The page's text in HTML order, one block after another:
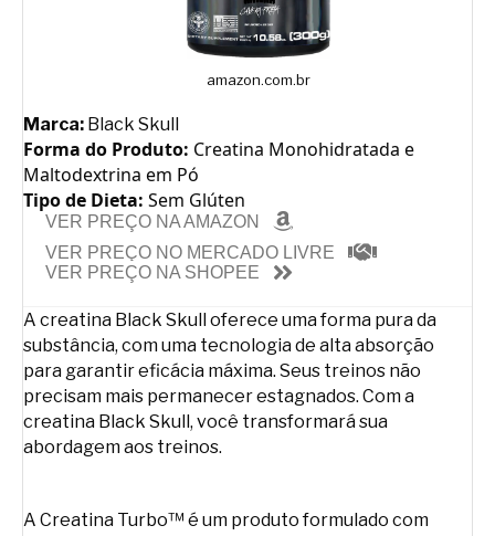
amazon.com.br
Marca: Black Skull
Forma do Produto: Creatina Monohidratada e
Maltodextrina em Pó
Tipo de Dieta: Sem Glúten
VER PREÇO NA AMAZON
VER PREÇO NO MERCADO LIVRE
VER PREÇO NA SHOPEE
A creatina Black Skull oferece uma forma pura da
substância, com uma tecnologia de alta absorção
para garantir eficácia máxima. Seus treinos não
precisam mais permanecer estagnados. Com a
creatina Black Skull, você transformará sua
abordagem aos treinos.
A Creatina Turbo™ é um produto formulado com